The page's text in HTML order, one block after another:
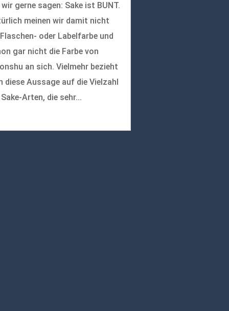
gerne sagen: Sake ist BUNT.
meinen wir damit nicht
oder Labelfarbe und
gar nicht die Farbe von
an sich. Vielmehr bezieht
diese Aussage auf die Vielzahl
Arten, die sehr...